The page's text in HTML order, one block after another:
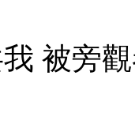
被旁